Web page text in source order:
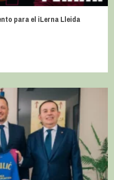
para el iLerna Lleida